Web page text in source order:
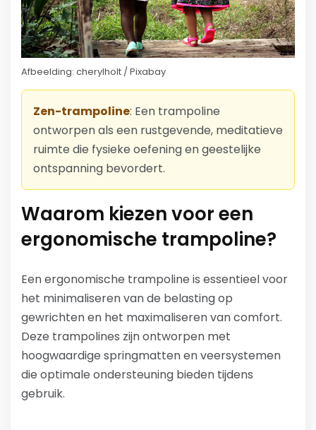
Afbeelding: cherylholt / Pixabay
Zen-trampoline: Een trampoline
ontworpen als een rustgevende, meditatieve
ruimte die fysieke oefening en geestelijke
ontspanning bevordert.
Waarom kiezen voor een
ergonomische trampoline?
Een ergonomische trampoline is essentieel voor
het minimaliseren van de belasting op
gewrichten en het maximaliseren van comfort.
Deze trampolines zijn ontworpen met
hoogwaardige springmatten en veersystemen
die optimale ondersteuning bieden tijdens
gebruik.